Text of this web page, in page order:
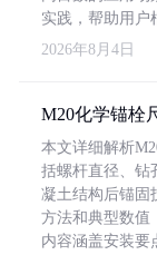
实践，帮助用户
2026年8月4日
M20化学锚栓
本文详细解析
括螺杆直径、钻
凝土结构后锚固
方法和典型数值
内容涵盖安装要